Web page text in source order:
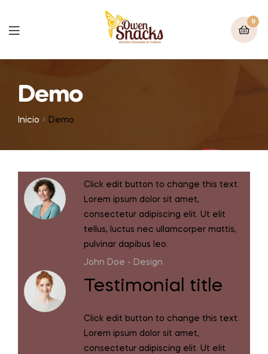
0
Demo
Inicio Demo
Click edit button to change this text.
Lorem ipsum dolor sit amet,
consectetur adipiscing elit. Ut elit
tellus, luctus nec ullamcorper mattis,
pulvinar dapibus leo.
John Doe - Design
Testimonial title
Click edit button to change this text.
Lorem ipsum dolor sit amet,
consectetur adipiscing elit. Ut elit